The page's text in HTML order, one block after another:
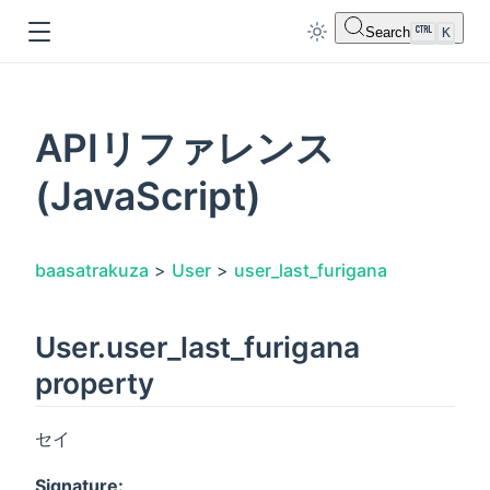
Search K
APIリファレンス
(JavaScript)
baasatrakuza > User > user_last_furigana
User.user_last_furigana
property
セイ